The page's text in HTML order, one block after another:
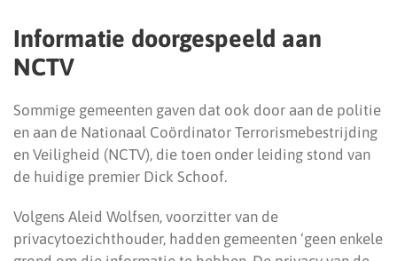
Informatie doorgespeeld aan
NCTV
Sommige gemeenten gaven dat ook door aan de politie
en aan de Nationaal Coördinator Terrorismebestrijding
en Veiligheid (NCTV), die toen onder leiding stond van
de huidige premier Dick Schoof.
Volgens Aleid Wolfsen, voorzitter van de
privacytoezichthouder, hadden gemeenten ‘geen enkele